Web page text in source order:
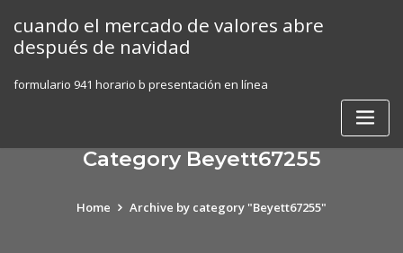
content
cuando el mercado de valores abre
después de navidad
formulario 941 horario b presentación en línea
Category Beyett67255
Home Archive by category "Beyett67255"